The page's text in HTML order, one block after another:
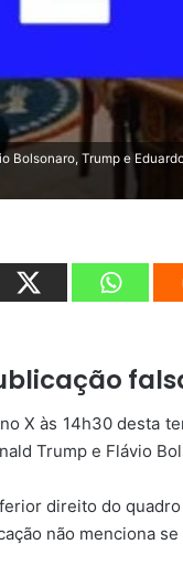
Bolsonaro, Trump e
X às 14h30 desta
Trump e Flávio
direito do
não menciona